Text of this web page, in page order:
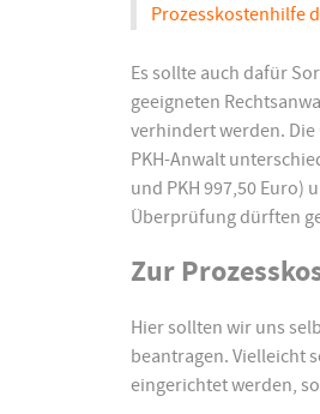
Prozesskostenhilfe
Es sollte auch dafür
geeigneten
verhindert werden. Die
PKH-Anwalt
und PKH 997,50
Überprüfung dürften
Zur
Hier sollten wir uns
beantragen. Vielleicht
eingerichtet werden,